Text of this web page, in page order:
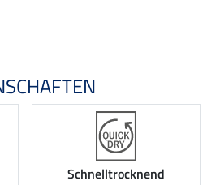
Schnelltrocknend